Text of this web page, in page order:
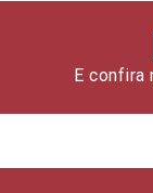
E confira